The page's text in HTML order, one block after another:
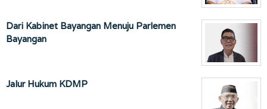
Dari Kabinet Bayangan Menuju Parlemen
Bayangan
Jalur Hukum KDMP